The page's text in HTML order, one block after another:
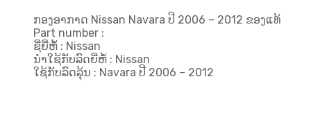
ກອງອາກາດ Nissan Navara ປີ 2006 – 2012 ຂອງແທ້
Part number :
ຊື່ຍີ່ຫໍ້ : Nissan
ນຳໃຊ້ກັບລົດຍີ່ຫໍ້ : Nissan
ໃຊ້ກັບລົດລຸ້ນ : Navara ປີ​ 2006 – 2012